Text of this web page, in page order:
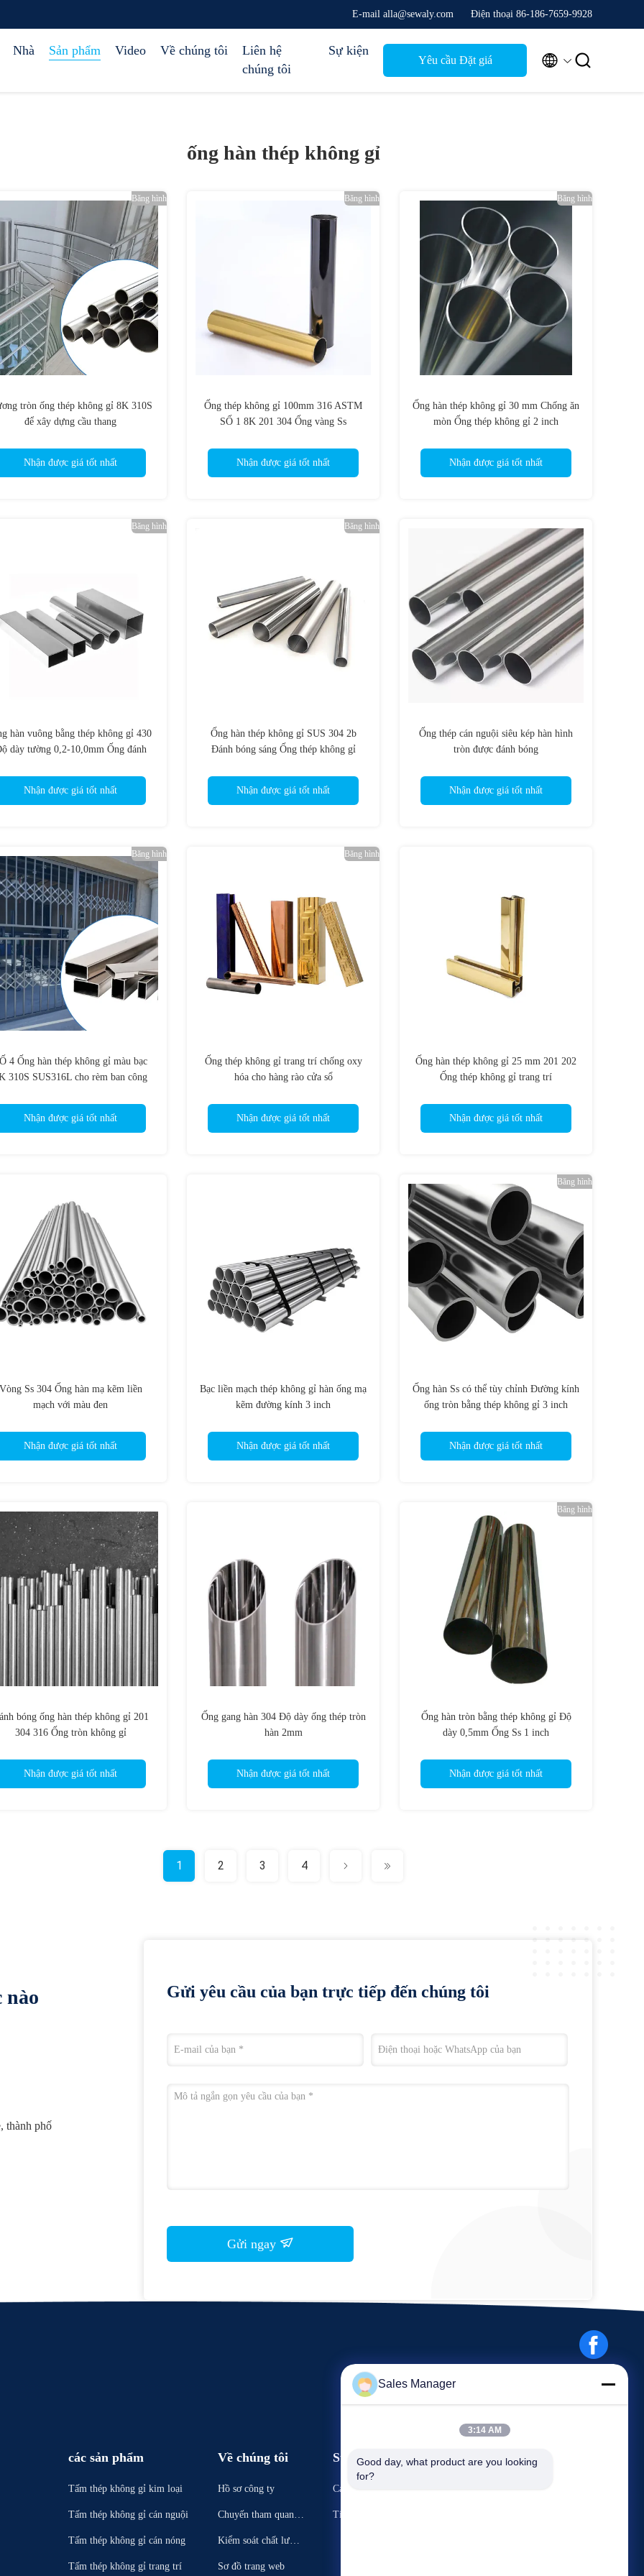
E-mail alla@sewaly.com Điện thoại 86-186-7659-9928
Nhà Sản phẩm Video Về chúng tôi
Liên hệ
chúng tôi
Sự kiện
Yêu cầu Đặt giá  
ống hàn thép không gỉ
Băng hình
tròn ống thép không gỉ 8K 310S
để xây dựng cầu thang
Nhận được giá tốt nhất
Băng hình
Ống thép không gỉ 100mm 316 ASTM
SỐ 1 8K 201 304 Ống vàng Ss
Nhận được giá tốt nhất
Băng hình
Ống hàn thép không gỉ 30 mm Chống ăn
mòn Ống thép không gỉ 2 inch
Nhận được giá tốt nhất
Băng hình
hàn vuông bằng thép không gỉ 430
dày tường 0,2-10,0mm Ống đánh
Nhận được giá tốt nhất
Băng hình
Ống hàn thép không gỉ SUS 304 2b
Đánh bóng sáng Ống thép không gỉ
Nhận được giá tốt nhất
Ống thép cán nguội siêu kép hàn hình
tròn được đánh bóng
Nhận được giá tốt nhất
Băng hình
4 Ống hàn thép không gỉ màu bạc
310S SUS316L cho rèm ban công
Nhận được giá tốt nhất
Băng hình
Ống thép không gỉ trang trí chống oxy
hóa cho hàng rào cửa sổ
Nhận được giá tốt nhất
Ống hàn thép không gỉ 25 mm 201 202
Ống thép không gỉ trang trí
Nhận được giá tốt nhất
Ss 304 Ống hàn mạ kẽm liền
mạch với màu đen
Nhận được giá tốt nhất
Bạc liền mạch thép không gỉ hàn ống mạ
kẽm đường kính 3 inch
Nhận được giá tốt nhất
Băng hình
Ống hàn Ss có thể tùy chỉnh Đường kính
ống tròn bằng thép không gỉ 3 inch
Nhận được giá tốt nhất
bóng ống hàn thép không gỉ 201
304 316 Ống tròn không gỉ
Nhận được giá tốt nhất
Ống gang hàn 304 Độ dày ống thép tròn
hàn 2mm
Nhận được giá tốt nhất
Băng hình
Ống hàn tròn bằng thép không gỉ Độ
dày 0,5mm Ống Ss 1 inch
Nhận được giá tốt nhất
1 2 3 4
nào
thành phố
Gửi yêu cầu của bạn trực tiếp đến chúng tôi
Gửi ngay
các sản phẩm
Tấm thép không gỉ kim loại
Tấm thép không gỉ cán nguội
Tấm thép không gỉ cán nóng
Tấm thép không gỉ trang trí
Về chúng tôi
Hồ sơ công ty
Chuyến tham quan n
hà máy
Kiểm soát chất lượn
Sơ đồ trang web
Sự kiện
Các vụ án
Tin tức
Yêu cầu Đặt giá
Sales Manager
3:14 AM
Good day, what product are you looking
for?